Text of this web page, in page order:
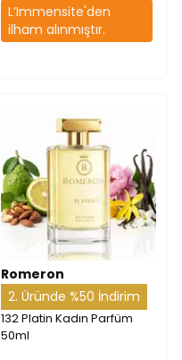
L’Immensite'den
ilham alınmıştır.
Romeron
2. Üründe %50 İndirim
132 Platin Kadın Parfüm
50ml